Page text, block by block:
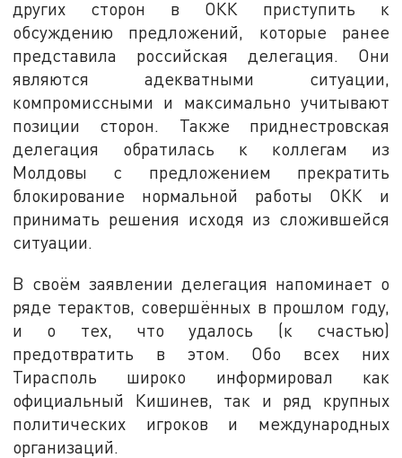
других сторон в ОКК приступить к
обсуждению предложений, которые ранее
представила российская делегация. Они
являются адекватными ситуации,
компромиссными и максимально учитывают
позиции сторон. Также приднестровская
делегация обратилась к коллегам из
Молдовы с предложением прекратить
блокирование нормальной работы ОКК и
принимать решения исходя из сложившейся
ситуации.
В своём заявлении делегация напоминает о
ряде терактов, совершённых в прошлом году,
и о тех, что удалось (к счастью)
предотвратить в этом. Обо всех них
Тирасполь широко информировал как
официальный Кишинев, так и ряд крупных
политических игроков и международных
организаций.